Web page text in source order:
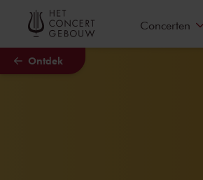
Naar hoofdcontent
Ontdek
Concerten